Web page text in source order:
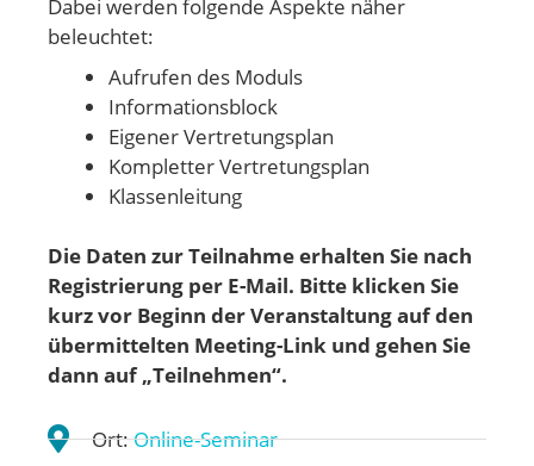
Dabei werden folgende Aspekte näher
beleuchtet:
Aufrufen des Moduls
Informationsblock
Eigener Vertretungsplan
Kompletter Vertretungsplan
Klassenleitung
Die Daten zur Teilnahme erhalten Sie nach
Registrierung per E-Mail. Bitte klicken Sie
kurz vor Beginn der Veranstaltung auf den
übermittelten Meeting-Link und gehen Sie
dann auf „Teilnehmen“.
Ort:Online-Seminar